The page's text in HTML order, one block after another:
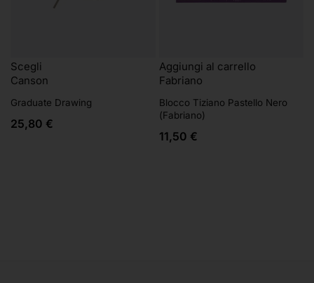
Scegli
Canson
Graduate Drawing
25,80 €
Aggiungi al carrello
Fabriano
Blocco Tiziano Pastello Nero
(Fabriano)
11,50 €